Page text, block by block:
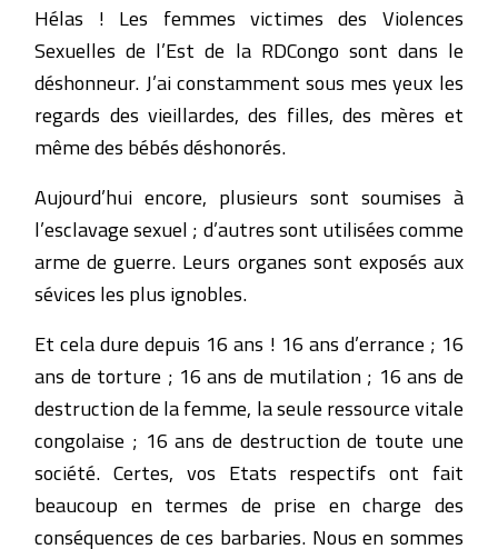
Hélas ! Les femmes victimes des Violences
Sexuelles de l’Est de la RDCongo sont dans le
déshonneur. J’ai constamment sous mes yeux les
regards des vieillardes, des filles, des mères et
même des bébés déshonorés.
Aujourd’hui encore, plusieurs sont soumises à
l’esclavage sexuel ; d’autres sont utilisées comme
arme de guerre. Leurs organes sont exposés aux
sévices les plus ignobles.
Et cela dure depuis 16 ans ! 16 ans d’errance ; 16
ans de torture ; 16 ans de mutilation ; 16 ans de
destruction de la femme, la seule ressource vitale
congolaise ; 16 ans de destruction de toute une
société. Certes, vos Etats respectifs ont fait
beaucoup en termes de prise en charge des
conséquences de ces barbaries. Nous en sommes